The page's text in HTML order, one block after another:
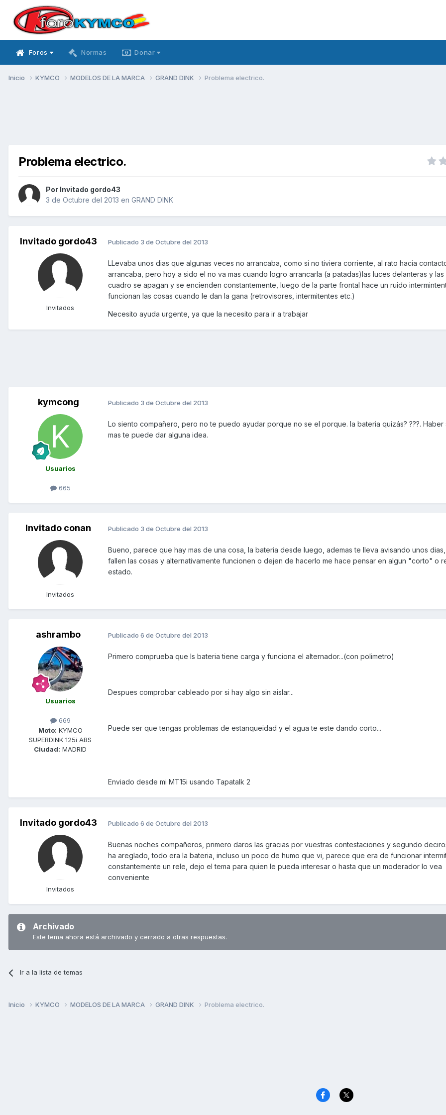
Foros Normas Donar
Inicio KYMCO MODELOS DE LA MARCA GRAND DINK Problema electrico.
Problema electrico.
Por Invitado gordo43
3 de Octubre del 2013 en GRAND DINK
Invitado gordo43
Invitados
Publicado 3 de Octubre del 2013
LLevaba unos dias que algunas veces no arrancaba, como si no tiviera corriente, al rato hacia
arrancaba, pero hoy a sido el no va mas cuando logro arrancarla (a patadas)las luces delanteras y las
cuadro se apagan y se encienden constantemente, luego de la parte frontal hace un ruido
funcionan las cosas cuando le dan la gana (retrovisores, intermitentes etc.)
Necesito ayuda urgente, ya que la necesito para ir a trabajar
kymcong
Usuarios
665
Publicado 3 de Octubre del 2013
Lo siento compañero, pero no te puedo ayudar porque no se el porque. la bateria quizás? ???. Haber
mas te puede dar alguna idea.
Invitado conan
Invitados
Publicado 3 de Octubre del 2013
Bueno, parece que hay mas de una cosa, la bateria desde luego, ademas te lleva avisando unos
fallen las cosas y alternativamente funcionen o dejen de hacerlo me hace pensar en algun "corto" o
estado.
ashrambo
Usuarios
669
Moto: KYMCO
SUPERDINK 125i ABS
Ciudad: MADRID
Publicado 6 de Octubre del 2013
Primero comprueba que ls bateria tiene carga y funciona el alternador...(con polimetro)
Despues comprobar cableado por si hay algo sin aislar...
Puede ser que tengas problemas de estanqueidad y el agua te este dando corto...
Enviado desde mi MT15i usando Tapatalk 2
Invitado gordo43
Invitados
Publicado 6 de Octubre del 2013
Buenas noches compañeros, primero daros las gracias por vuestras contestaciones y segundo
ha areglado, todo era la bateria, incluso un poco de humo que vi, parece que era de funcionar
constantemente un rele, dejo el tema para quien le pueda interesar o hasta que un moderador lo vea
conveniente
Archivado
Este tema ahora está archivado y cerrado a otras respuestas.
Ir a la lista de temas
Inicio KYMCO MODELOS DE LA MARCA GRAND DINK Problema electrico.